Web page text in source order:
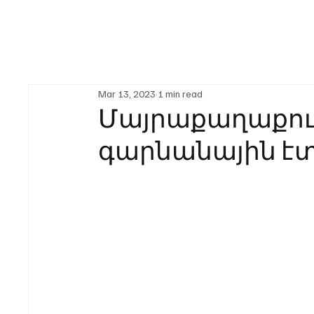
գարնանային
Mar 13, 2023 1 min read